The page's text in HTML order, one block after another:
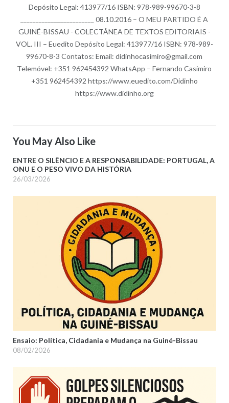
Depósito Legal: 413977/16 ISBN: 978-989-99670-3-8
________________________ 08.10.2016 – O MEU PARTIDO É A
GUINÉ-BISSAU - COLECTÂNEA DE TEXTOS EDITORIAIS -
VOL. III – Euedito Depósito Legal: 413977/16 ISBN: 978-989-
99670-8-3 Contatos: Email: didinhocasimiro@gmail.com
Telemóvel: +351 962454392 WhatsApp – Fernando Casimiro
+351 962454392 https://www.euedito.com/Didinho
https://www.didinho.org
You May Also Like
ENTRE O SILÊNCIO E A RESPONSABILIDADE: PORTUGAL, A
ONU E O PESO VIVO DA HISTÓRIA
26/03/2026
Ensaio: Política, Cidadania e Mudança na Guiné-Bissau
08/02/2026